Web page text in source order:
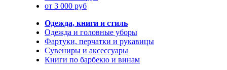
от 3 000 руб
Одежда, книги и стиль
Одежда и головные уборы
Фартуки, перчатки и рукавицы
Сувениры и аксессуары
Книги по барбекю и винам